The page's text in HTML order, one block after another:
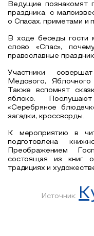
Ведущие познакомят
праздника, с
о Спасах, приметами и
В ходе беседы гости
слово «Спас»,
православные
Участники
Медового,
Также вспомнят
яблоко.
«Серебряное
загадки, кроссворды.
К мероприятию в
подготовлена
Преображением
состоящая из книг
традициях и
Источник: